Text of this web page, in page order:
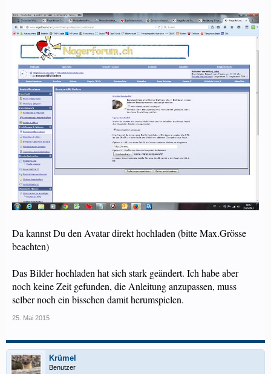
Da kannst Du den Avatar direkt hochladen (bitte Max.Grösse
beachten)
Das Bilder hochladen hat sich stark geändert. Ich habe aber
noch keine Zeit gefunden, die Anleitung anzupassen, muss
selber noch ein bisschen damit herumspielen.
25. Mai 2015
Krümel
Benutzer